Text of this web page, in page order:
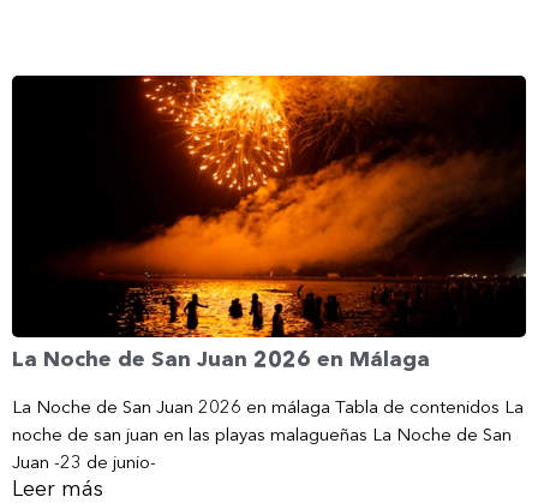
La Noche de San Juan 2026 en Málaga
La Noche de San Juan 2026 en málaga Tabla de contenidos La
noche de san juan en las playas malagueñas La Noche de San
Juan -23 de junio-
Leer más